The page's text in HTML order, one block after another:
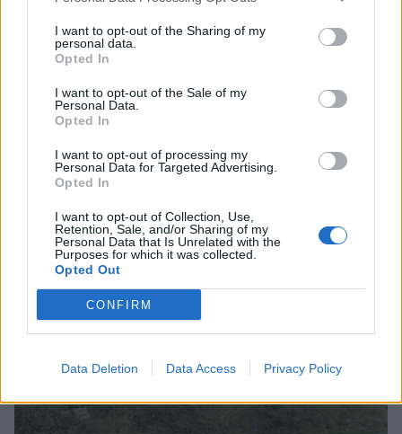
I want to opt-out of the Sharing of my
personal data.
Opted In
I want to opt-out of the Sale of my
Personal Data.
Opted In
I want to opt-out of processing my
Personal Data for Targeted Advertising.
Opted In
I want to opt-out of Collection, Use,
Retention, Sale, and/or Sharing of my
Personal Data that Is Unrelated with the
Purposes for which it was collected.
Opted Out
CONFIRM
Data Deletion Data Access Privacy Policy
Φωτιά τώρα στο Αριοχώρι Καλαμάτας –
Επιχειρούν 2 αεροσκάφη (video)
06/08/2026 14:44